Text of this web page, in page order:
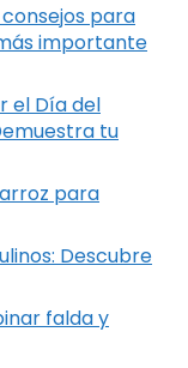
para
importante
el Día del
tu
para
Descubre
falda y